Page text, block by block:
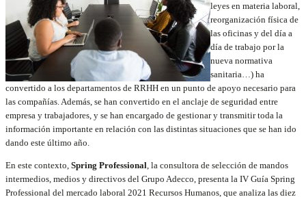
leyes en materia laboral,
reorganización física de
las oficinas y del día a
día de trabajo por la
nueva normativa
sanitaria…) ha
convertido a los departamentos de RRHH en un punto de apoyo necesario para
las compañías. Además, se han convertido en el anclaje de seguridad entre
empresa y trabajadores, y se han encargado de gestionar y transmitir toda la
información importante en relación con las distintas situaciones que se han ido
dando este último año.
En este contexto, Spring Professional, la consultora de selección de mandos
intermedios, medios y directivos del Grupo Adecco, presenta la IV Guía Spring
Professional del mercado laboral 2021 Recursos Humanos, que analiza las diez